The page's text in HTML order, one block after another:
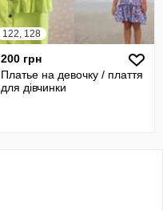
122, 128
200 грн
Платье на девочку / плаття
для дівчинки